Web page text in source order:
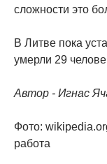
сложности это
В Литве пока
умерли 29
Автор - Игнас
Фото:
работа